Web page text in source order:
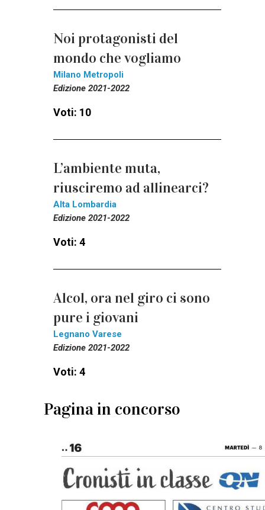
Noi protagonisti del
mondo che vogliamo
Milano Metropoli
Edizione 2021-2022
Voti: 10
L’ambiente muta,
riusciremo ad allinearci?
Alta Lombardia
Edizione 2021-2022
Voti: 4
Alcol, ora nel giro ci sono
pure i giovani
Legnano Varese
Edizione 2021-2022
Voti: 4
Pagina in concorso